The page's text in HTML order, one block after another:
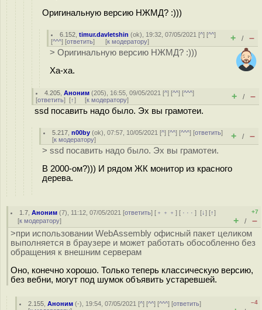
Оригинальную версию НЖМД? :)))
6.152 ,timur.davletshin (ok), 19:32, 07/05/2021 [^] [^^]
[^^^] [ответить] [к модератору] + / –
> Оригинальную версию НЖМД? :)))
Ха-ха.
4.205 ,Аноним (205), 16:55, 09/05/2021 [^] [^^] [^^^]
[ответить] [↑] [к модератору] + / –
ssd посавить надо было. Эх вы грамотеи.
5.217 ,n00by (ok), 07:57, 10/05/2021 [^] [^^] [^^^] [ответить]
[к модератору] + / –
> ssd посавить надо было. Эх вы грамотеи.
В 2000-ом?))) И рядом ЖК монитор из красного
дерева.
1.7 ,Аноним (7), 11:12, 07/05/2021 [ответить] [ ﹢﹢﹢] [ · · ·][↓] [↑]
[к модератору]
+7
+ / –
>при использовании WebAssembly офисный пакет целиком
выполняется в браузере и может работать обособленно без
обращения к внешним серверам
Оно, конечно хорошо. Только теперь классическую версию,
без вебни, могут под шумок объявить устаревшей.
2.155 ,Аноним (-), 19:54, 07/05/2021 [^] [^^] [^^^] [ответить]
–4